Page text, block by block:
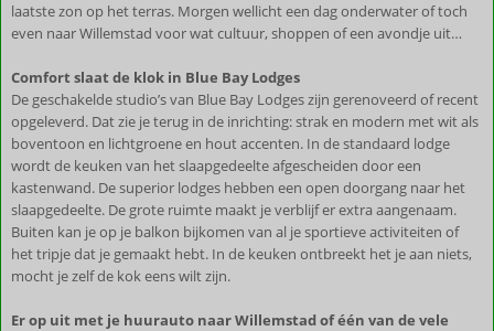
laatste zon op het terras. Morgen wellicht een dag onderwater of toch
even naar Willemstad voor wat cultuur, shoppen of een avondje uit…
Comfort slaat de klok in Blue Bay Lodges
De geschakelde studio’s van Blue Bay Lodges zijn gerenoveerd of recent
opgeleverd. Dat zie je terug in de inrichting: strak en modern met wit als
boventoon en lichtgroene en hout accenten. In de standaard lodge
wordt de keuken van het slaapgedeelte afgescheiden door een
kastenwand. De superior lodges hebben een open doorgang naar het
slaapgedeelte. De grote ruimte maakt je verblijf er extra aangenaam.
Buiten kan je op je balkon bijkomen van al je sportieve activiteiten of
het tripje dat je gemaakt hebt. In de keuken ontbreekt het je aan niets,
mocht je zelf de kok eens wilt zijn.
Er op uit met je huurauto naar Willemstad of één van de vele